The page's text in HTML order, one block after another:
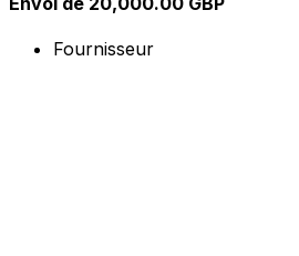
Fournisseur